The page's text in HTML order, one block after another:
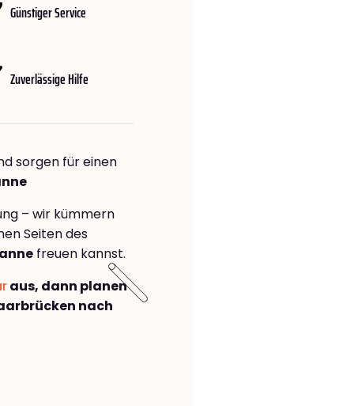
Günstiger Service
Zuverlässige Hilfe
sorgen für einen
– wir kümmern
Seiten des
freuen kannst.
aus, dann planen
nach